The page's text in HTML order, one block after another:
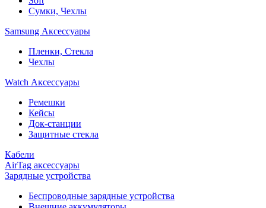
Сумки, Чехлы
Samsung Аксессуары
Пленки, Стекла
Чехлы
Watch Аксессуары
Ремешки
Кейсы
Док-станции
Защитные стекла
Кабели
AirTag аксессуары
Зарядные устройства
Беспроводные зарядные устройства